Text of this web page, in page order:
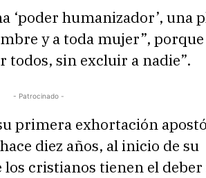
‘poder humanizador’, una
y a toda mujer”,
todos, sin excluir a nadie”.
- Patrocinado -
primera exhortación
diez años, al inicio de su
cristianos tienen el deber